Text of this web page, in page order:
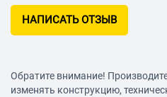
НАПИСАТЬ ОТЗЫВ
Обратите внимание!
изменять конструкцию,